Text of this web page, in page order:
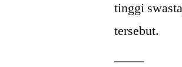
tinggi
tersebut.